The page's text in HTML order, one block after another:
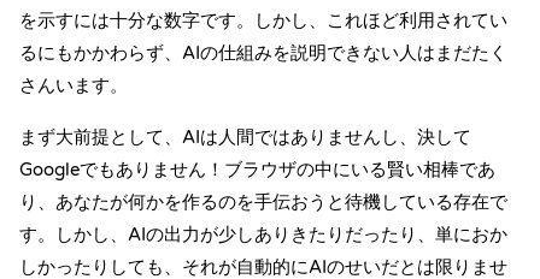
を示すには十分な数字です。しかし、これほど利用されてい
るにもかかわらず、AIの仕組みを説明できない人はまだたく
さんいます。
まず大前提として、AIは人間ではありませんし、決して
Googleでもありません！ブラウザの中にいる賢い相棒であ
り、あなたが何かを作るのを手伝おうと待機している存在で
す。しかし、AIの出力が少しありきたりだったり、単におか
しかったりしても、それが自動的にAIのせいだとは限りませ